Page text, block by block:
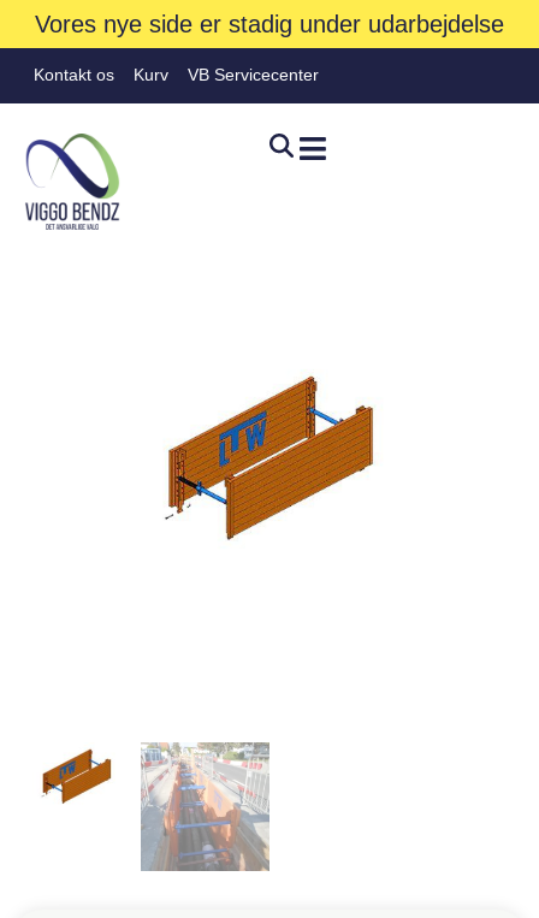
Vores nye side er stadig under udarbejdelse
Kontakt os Kurv VB Servicecenter